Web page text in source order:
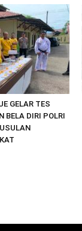
GELAR TES
BELA DIRI POLRI